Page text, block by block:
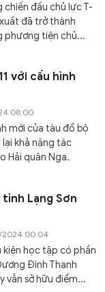
chiến đấu chủ lực T-
đã trở thành
tiện chủ...
với cấu hình
08:00
mới của tàu đổ bộ
lại khả năng tác
Hải quân Nga.
tỉnh Lạng Sơn
2024 00:04
kiện học tập có phần
Đình Thanh
vẫn sở hữu điểm...